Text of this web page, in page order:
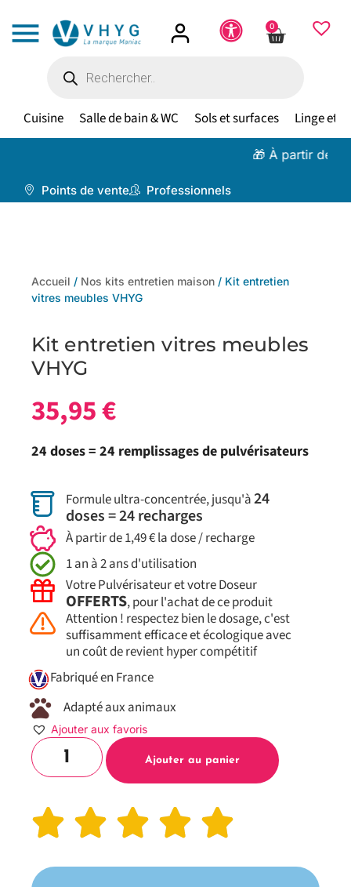
0
Cuisine Salle de bain & WC Sols et surfaces Linge et
🎁 À partir de 100 €,
Points de vente Professionnels
Accueil / Nos kits entretien maison / Kit entretien
vitres meubles VHYG
Kit entretien vitres meubles
VHYG
35,95€
24 doses = 24 remplissages de pulvérisateurs
Formule ultra-concentrée, jusqu'à24
doses = 24 recharges
À partir de 1,49 € la dose / recharge
1 an à 2 ans d'utilisation
Votre Pulvérisateur et votre Doseur
OFFERTS, pour l'achat de ce produit
Attention ! respectez bien le dosage, c'est
suffisamment efficace et écologique avec
un coût de revient hyper compétitif
Fabriqué en France
Adapté aux animaux
Ajouter aux favoris
Ajouter au panier